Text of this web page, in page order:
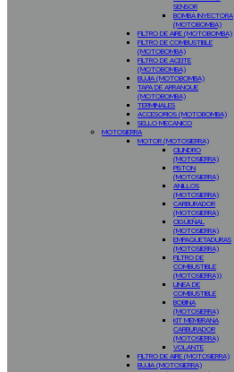
SENSOR
BOMBA INYECTORA
(MOTOBOMBA)
FILTRO DE AIRE (MOTOBOMBA)
FILTRO DE COMBUSTIBLE
(MOTOBOMBA)
FILTRO DE ACEITE
(MOTOBOMBA)
BUJIA (MOTOBOMBA)
TAPA DE ARRANQUE
(MOTOBOMBA)
TERMINALES
ACCESORIOS (MOTOBOMBA)
SELLO MECANICO
MOTOSIERRA
MOTOR (MOTOSIERRA)
CILINDRO
(MOTOSIERRA)
PISTON
(MOTOSIERRA)
ANILLOS
(MOTOSIERRA)
CARBURADOR
(MOTOSIERRA)
CIGÜEÑAL
(MOTOSIERRA)
EMPAQUETADURAS
(MOTOSIERRA)
FILTRO DE
COMBUSTIBLE
(MOTOSIERRA))
LINEA DE
COMBUSTIBLE
BOBINA
(MOTOSIERRA)
KIT MEMBRANA
CARBURADOR
(MOTOSIERRA)
VOLANTE
FILTRO DE AIRE (MOTOSIERRA)
BUJIA (MOTOSIERRA)